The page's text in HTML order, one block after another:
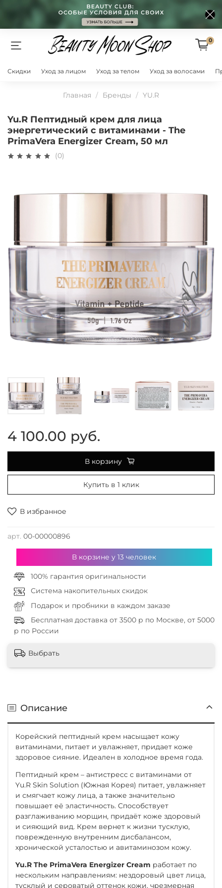
0
Скидки Уход за лицом Уход за телом Уход за волосами
Главная Бренды YU.R
Yu.R Пептидный крем для лица
энергетический с витаминами - The
PrimaVera Energizer Cream, 50 мл
(0)
В избранное
арт. 00-00000896
4 100.00 руб.
В корзину
Купить в 1 клик
В корзине у13 человек
100% гарантия оригинальности
Система накопительных скидок
Подарок и пробники в каждом заказе
Бесплатная доставка от 3500 р по Москве, от 5000
р по России
Выбрать
Описание
Корейский пептидный крем насыщает кожу
витаминами, питает и увлажняет, придает коже
здоровое сияние. Идеален в холодное время года.
Пептидный крем – антистресс с витаминами от
Yu.R Skin Solution (Южная Корея) питает, увлажняет
и смягчает кожу лица, а также значительно
повышает её эластичность. Способствует
разглаживанию морщин, придаёт коже здоровый
и сияющий вид. Крем вернет к жизни тусклую,
поврежденную внутренним дисбалансом,
хронической усталостью и авитаминозом кожу.
Yu.R The PrimaVera Energizer Cream работает по
нескольким направлениям: нездоровый цвет лица,
тусклый и сероватый оттенок кожи, чрезмерная